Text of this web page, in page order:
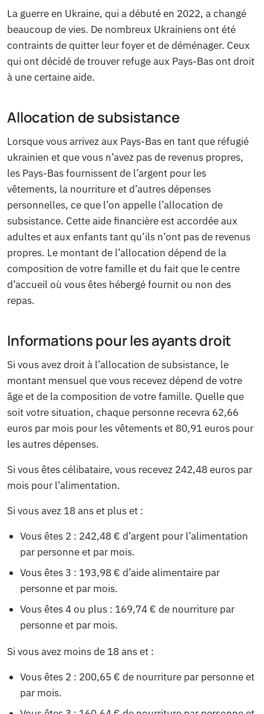
La guerre en Ukraine, qui a débuté en 2022, a changé
beaucoup de vies. De nombreux Ukrainiens ont été
contraints de quitter leur foyer et de déménager. Ceux
qui ont décidé de trouver refuge aux Pays-Bas ont droit
à une certaine aide.
Allocation de subsistance
Lorsque vous arrivez aux Pays-Bas en tant que réfugié
ukrainien et que vous n’avez pas de revenus propres,
les Pays-Bas fournissent de l’argent pour les
vêtements, la nourriture et d’autres dépenses
personnelles, ce que l’on appelle l’allocation de
subsistance. Cette aide financière est accordée aux
adultes et aux enfants tant qu’ils n’ont pas de revenus
propres. Le montant de l’allocation dépend de la
composition de votre famille et du fait que le centre
d’accueil où vous êtes hébergé fournit ou non des
repas.
Informations pour les ayants droit
Si vous avez droit à l’allocation de subsistance, le
montant mensuel que vous recevez dépend de votre
âge et de la composition de votre famille. Quelle que
soit votre situation, chaque personne recevra 62,66
euros par mois pour les vêtements et 80,91 euros pour
les autres dépenses.
Si vous êtes célibataire, vous recevez 242,48 euros par
mois pour l’alimentation.
Si vous avez 18 ans et plus et :
Vous êtes 2 : 242,48 € d’argent pour l’alimentation
par personne et par mois.
Vous êtes 3 : 193,98 € d’aide alimentaire par
personne et par mois.
Vous êtes 4 ou plus : 169,74 € de nourriture par
personne et par mois.
Si vous avez moins de 18 ans et :
Vous êtes 2 : 200,65 € de nourriture par personne et
par mois.